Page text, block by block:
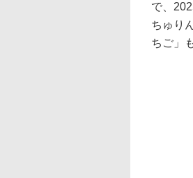
で、
ちゅり
ちご」